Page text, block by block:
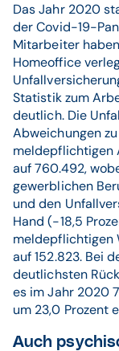
Das Jahr 2020
der Covid-19-
Mitarbeiter
Homeoffice
Statistik zum
deutlich. Die
Abweichungen
meldepflichtigen
auf 760.492,
gewerblichen
und den
Hand (-18,5
meldepflichtigen
auf 152.823. Bei
deutlichsten
es im Jahr 2020
um 23,0 Prozent
Auch